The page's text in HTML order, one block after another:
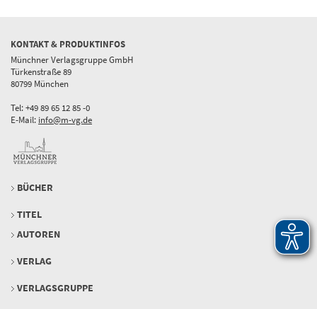
KONTAKT & PRODUKTINFOS
Münchner Verlagsgruppe GmbH
Türkenstraße 89
80799 München
Tel: +49 89 65 12 85 -0
E-Mail: info@m-vg.de
BÜCHER
TITEL
AUTOREN
VERLAG
VERLAGSGRUPPE